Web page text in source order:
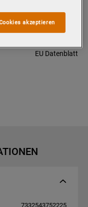
EU Datenblatt
7332543752225
akzeptieren